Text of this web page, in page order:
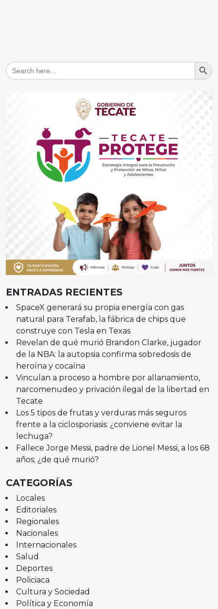
Search
for:
Search
ENTRADAS RECIENTES
SpaceX generará su propia energía con gas
natural para Terafab, la fábrica de chips que
construye con Tesla en Texas
Revelan de qué murió Brandon Clarke, jugador
de la NBA: la autopsia confirma sobredosis de
heroína y cocaína
Vinculan a proceso a hombre por allanamiento,
narcomenudeo y privación ilegal de la libertad en
Tecate
Los 5 tipos de frutas y verduras más seguros
frente a la ciclosporiasis: ¿conviene evitar la
lechuga?
Fallece Jorge Messi, padre de Lionel Messi, a los 68
años; ¿de qué murió?
CATEGORÍAS
Locales
Editoriales
Regionales
Nacionales
Internacionales
Salud
Deportes
Policiaca
Cultura y Sociedad
Política y Economía